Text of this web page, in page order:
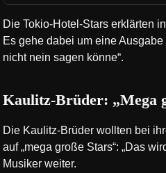
Die Tokio-Hotel-Stars erklärten
Es gehe dabei um eine
nicht nein sagen könne“.
Kaulitz-Brüder: „Mega
Die Kaulitz-Brüder wollten bei
auf „mega große Stars“: „Das
Musiker weiter.